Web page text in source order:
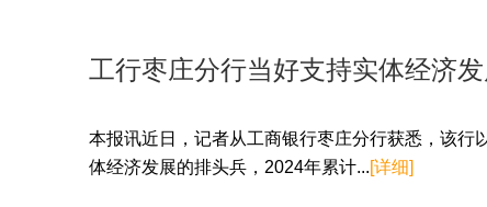
工行枣庄分行当好支持实体经济
本报讯近日，记者从工商银行枣庄分行获悉，该行
体经济发展的排头兵，2024年累计...[详细]